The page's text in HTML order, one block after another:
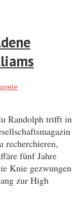
Randolph trifft in
recherchieren,
fünf Jahre
Knie gezwungen
zur High